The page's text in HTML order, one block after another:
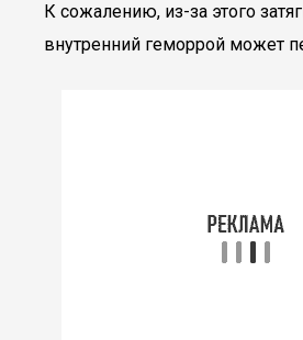
К сожалению, из-за этого
внутренний геморрой может